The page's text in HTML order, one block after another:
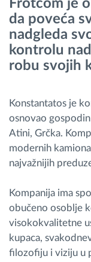
Planiranje i
Automatska
Otkrijte sve
Kako
Kalkulator
Frotcom je
da poveća
nadgleda
kontrolu
robu svojih
Konstantatos je
osnovao
Atini, Grčka.
modernih
najvažnijih
Kompanija ima
obučeno osoblje
visokokvalitetne
kupaca,
filozofiju i viziju u